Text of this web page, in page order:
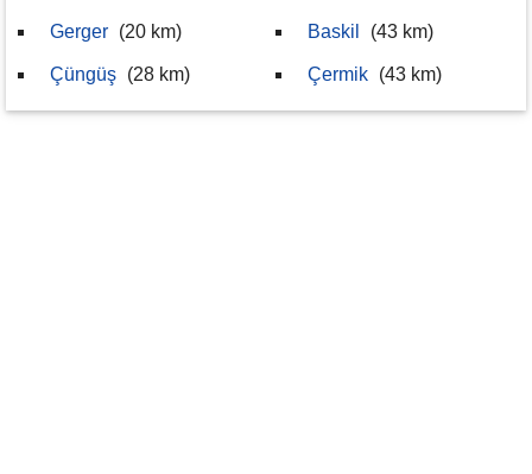
Gerger (20 km)
Çüngüş (28 km)
Baskil (43 km)
Çermik (43 km)